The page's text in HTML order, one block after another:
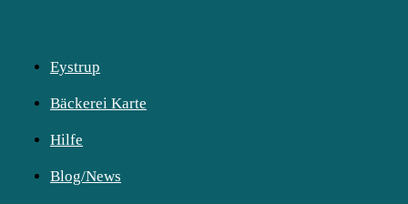
Eystrup
Bäckerei Karte
Hilfe
Blog/News